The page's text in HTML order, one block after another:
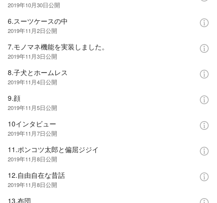
2019年10月30日公開
6.スーツケースの中
2019年11月2日公開
7.モノマネ機能を実装しました。
2019年11月3日公開
8.子犬とホームレス
2019年11月4日公開
9.顔
2019年11月5日公開
10インタビュー
2019年11月7日公開
11.ポンコツ太郎と偏屈ジジイ
2019年11月8日公開
12.自由自在な昔話
2019年11月8日公開
13.布団